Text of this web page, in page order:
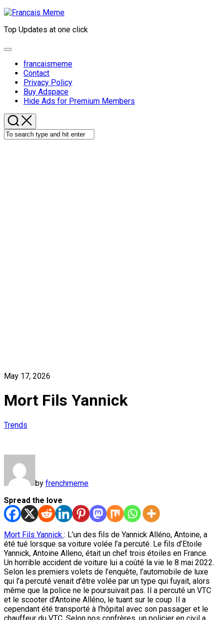
Skip
content
Top Updates at one click
Expand
francaismeme
Contact
Privacy Policy
Buy Adspace
Hide Ads for Premium Members
May 17, 2026
Mort Fils Yannick
Trends
by frenchmeme
Spread the love
Mort Fils Yannick : L’un des fils de Yannick Alléno, Antoine, a
été tué lorsque sa voiture volée l’a percuté. Le fils d’Etoile
Yannick, Antoine Alleno, était un chef trois étoiles en France.
Un horrible accident de voiture lui a coûté la vie le 8 mai 2022.
Selon les premiers volets de l’enquête, l’automobile de luxe
qui l’a percuté venait d’être volée par un type qui fuyait, alors
même que la police ne le poursuivait pas. Il a percuté un VTC
et le scooter d’Antoine Alléno, le tuant sur le coup. Il a
cependant été transporté à l’hôpital avec son passager et le